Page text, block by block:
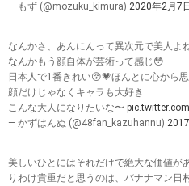
— もず (@mozuku_kimura) 2020年2月7日
なんかさ、あんにんって異次元で美人
なんかもう顔自体が芸術って感じ😳
日本人で1番きれい😚💗ほんとに心から
顔だけじゃなくキャラも大好き
こんな大人になりたいな〜
— かずはんぬ (@48fan_kazuhannu)
美しいひとにはそれだけで絶大な価値が
りわけ貴重だと思うのは、バナナマン日